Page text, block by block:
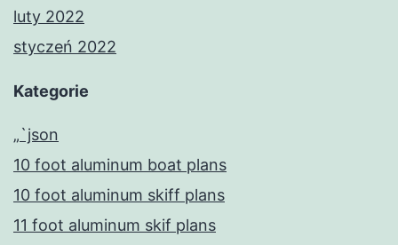
luty 2022
styczeń 2022
Kategorie
„`json
10 foot aluminum boat plans
10 foot aluminum skiff plans
11 foot aluminum skif plans